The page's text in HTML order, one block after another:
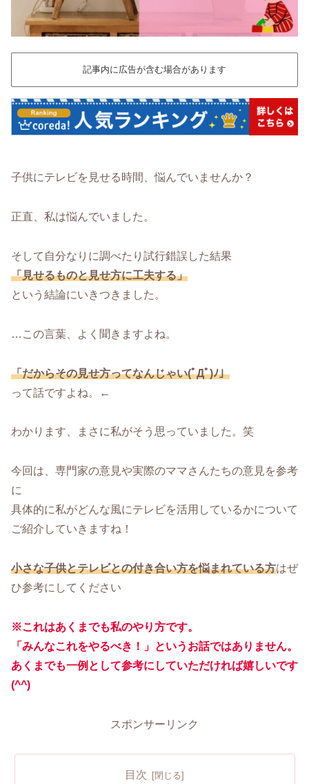
記事内に広告が含む場合があります
子供にテレビを見せる時間、悩んでいませんか？
正直、私は悩んでいました。
そして自分なりに調べたり試行錯誤した結果
「見せるものと見せ方に工夫する」
という結論にいきつきました。
…この言葉、よく聞きますよね。
「だからその見せ方ってなんじゃい(ﾟДﾟ)ﾉ」
って話ですよね。←
わかります、まさに私がそう思っていました。笑
今回は、専門家の意見や実際のママさんたちの意見を参考
に
具体的に私がどんな風にテレビを活用しているかについて
ご紹介していきますね！
小さな子供とテレビとの付き合い方を悩まれている方はぜ
ひ参考にしてください
※これはあくまでも私のやり方です。
「みんなこれをやるべき！」というお話ではありません。
あくまでも一例として参考にしていただければ嬉しいです
(^^)
スポンサーリンク
目次